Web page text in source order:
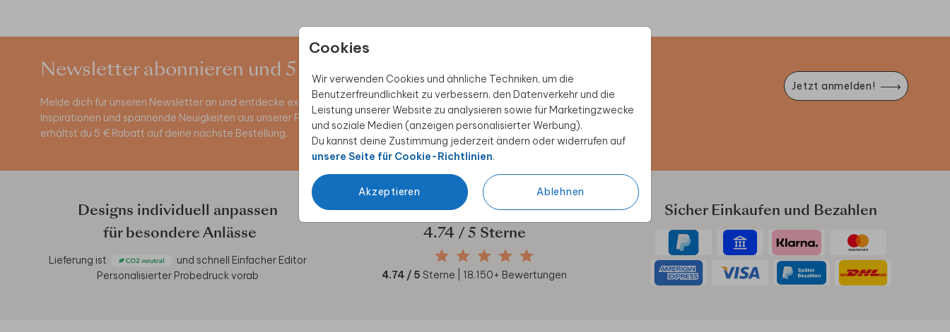
Cookies
Wir verwenden Cookies und ähnliche Techniken, um die
Benutzerfreundlichkeit zu verbessern, den Datenverkehr und die
Leistung unserer Website zu analysieren sowie für Marketingzwecke
und soziale Medien (anzeigen personalisierter Werbung).
Du kannst deine Zustimmung jederzeit ändern oder widerrufen auf
unsere Seite für Cookie-Richtlinien.
Akzeptieren Ablehnen
Newsletter abonnieren und 5 € Rabatt sichern
Melde dich für unseren Newsletter an und entdecke exklusive Angebote, kreative
Inspirationen und spannende Neuigkeiten aus unserer Produktwelt. Als Dankeschön
erhältst du 5 € Rabatt auf deine nächste Bestellung.
Jetzt anmelden!
Designs individuell anpassen
für besondere Anlässe
Lieferung ist und schnell Einfacher Editor
Personalisierter Probedruck vorab
Unsere Kunden geben uns
4.74/ 5 Sterne
4.74 / 5 Sterne | 18.150+ Bewertungen
Sicher Einkaufen und Bezahlen